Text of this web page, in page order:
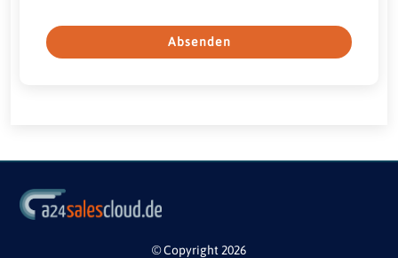
Absenden
© Copyright 2026